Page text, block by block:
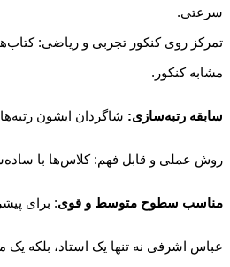
سرعتی.
تمرکز روی کنکور تجربی و ریاضی:
مشابه کنکور.
سابقه رتبه‌سازی: شاگردان ایشون
روش عملی و قابل فهم: کلاس‌ها با
مناسب سطوح متوسط و قوی: برای
عباس اشرفی نه تنها یک استاد، بلکه